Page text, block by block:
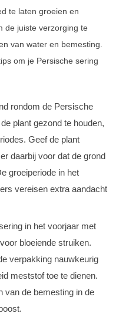
te laten groeien en
de juiste verzorging te
van water en bemesting.
om je Persische sering
rondom de Persische
plant gezond te houden,
Geef de plant
daarbij voor dat de grond
groeiperiode in het
vereisen extra aandacht
in het voorjaar met
bloeiende struiken.
verpakking nauwkeurig
meststof toe te dienen.
van de bemesting in de